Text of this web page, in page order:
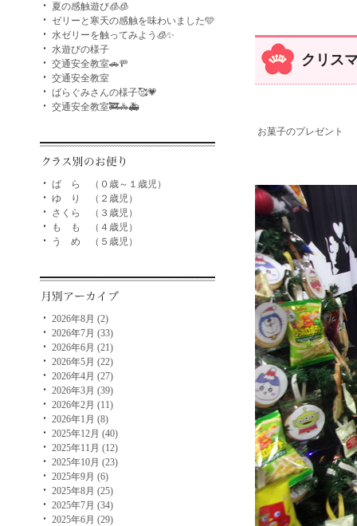
夏の感触遊び🧊🧊
ゼリーと寒天の感触を味わいました🩵
水ゼリーを触ってみよう🧊✨
水遊びの様子
交通安全教室🚗🚥
交通安全教室
ばらぐみさんの様子🥰💗
交通安全教室🚒🚓🚑
ば ら （０歳～１歳児）
ゆ り （２歳児）
さくら （３歳児）
も も （４歳児）
う め （５歳児）
2026年8月 (2)
2026年7月 (33)
2026年6月 (21)
2026年5月 (22)
2026年4月 (27)
2026年3月 (39)
2026年2月 (11)
2026年1月 (8)
2025年12月 (40)
2025年11月 (12)
2025年10月 (23)
2025年9月 (6)
2025年8月 (25)
2025年7月 (34)
2025年6月 (29)
クリス
お菓子のプレゼント